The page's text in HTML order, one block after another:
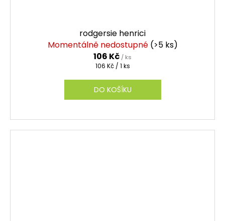
rodgersie henrici
Momentálně nedostupné (>5 ks)
106 Kč / ks
Měrná
106 Kč / 1 ks
DO KOŠÍKU